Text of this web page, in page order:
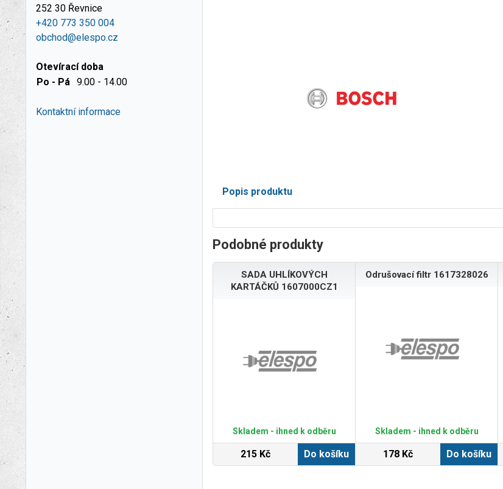
252 30 Řevnice
+420 773 350 004
obchod@elespo.cz
Otevírací doba
Po - Pá 9.00 - 14.00
Kontaktní informace
Popis produktu
Podobné produkty
SADA UHLÍKOVÝCH
KARTÁČKŮ 1607000CZ1
Skladem - ihned k odběru
215 Kč Do košíku
Odrušovací filtr 1617328026
Skladem - ihned k odběru
178 Kč Do košíku